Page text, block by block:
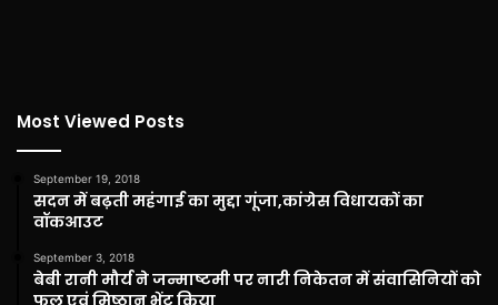
Most Viewed Posts
September 19, 2018
सदन में बढ़ती महंगाई का मुद्दा गूंजा,कांग्रेस विधायकों का
वॉकआउट
September 3, 2018
बेबी रानी मौर्य ने जन्माष्टमी पर नारी निकेतन में संवासिनियों को
फल एवं मिष्ठान भेंट किया